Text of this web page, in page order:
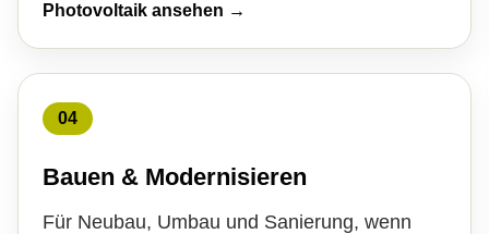
Photovoltaik ansehen →
04
Bauen & Modernisieren
Für Neubau, Umbau und Sanierung, wenn